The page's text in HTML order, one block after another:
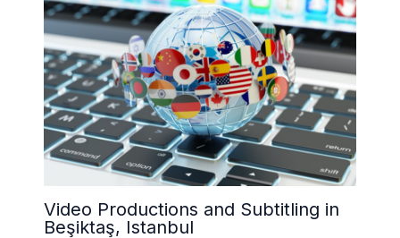
Video Productions and Subtitling in
Beşiktaş, Istanbul